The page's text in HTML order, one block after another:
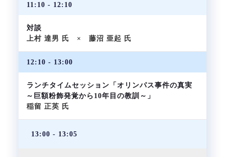
11:10 - 12:10
対談
上村 達男 氏 × 藤沼 亜起 氏
12:10 - 13:00
ランチタイムセッション「オリンパス事件の真実
～巨額粉飾発覚から10年目の教訓～」
稲留 正英 氏
13:00 - 13:05